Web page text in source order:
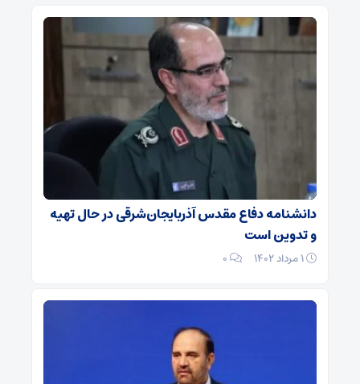
دانشنامه دفاع مقدس آذربایجان‌شرقی در حال تهیه
و تدوین است
۰